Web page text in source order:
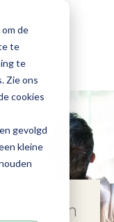
de
te
te
Zie ons
cookies
gevolgd
kleine
een